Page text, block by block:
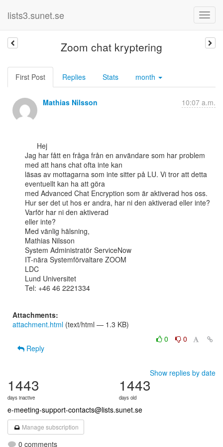
lists3.sunet.se
Zoom chat kryptering
First Post Replies Stats month
Mathias Nilsson 10:07 a.m.
Jag har fått en fråga från en användare som har problem
med att hans chat ofta inte kan
läsas av mottagarna som inte sitter på LU. Vi tror att detta
eventuellt kan ha att göra
med Advanced Chat Encryption som är aktiverad hos oss.
Hur ser det ut hos er andra, har ni den aktiverad eller inte?
Varför har ni den aktiverad
eller inte?
Med vänlig hälsning,
Mathias Nilsson
System Administratör ServiceNow
IT-nära Systemförvaltare ZOOM
LDC
Lund Universitet
Tel: +46 46 2221334
Attachments:
attachment.html (text/html — 1.3 KB)
0
0
Reply
Show replies by date
1443
days inactive
1443
days old
e-meeting-support-contacts@lists.sunet.se
Manage subscription
0 comments